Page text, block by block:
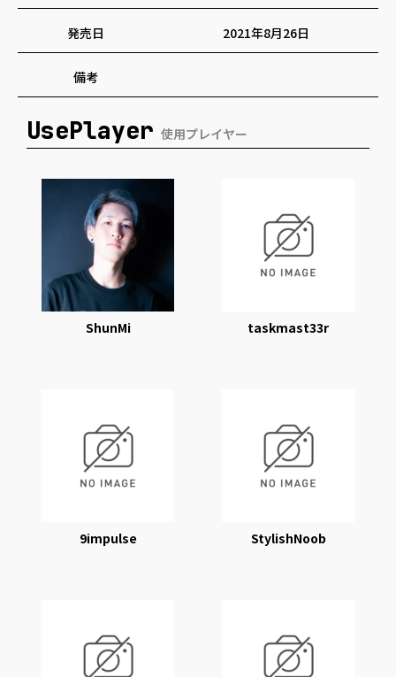
発売日 2021年8月26日
備考
UsePlayer 使用プレイヤー
ShunMi taskmast33r
9impulse StylishNoob